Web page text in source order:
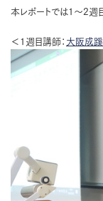
本レポートでは1〜2週
＜1週目講師： 大阪成